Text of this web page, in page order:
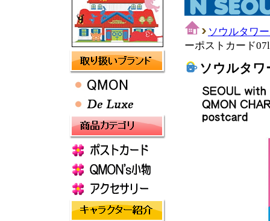
ソウルタワ
ーポストカード
ソウルタワ